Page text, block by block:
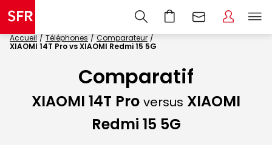
Accueil Téléphones
Comparateur
XIAOMI 14T Pro vs XIAOMI Redmi 15 5G
Comparatif
XIAOMI 14T Pro versus XIAOMI
Redmi 15 5G